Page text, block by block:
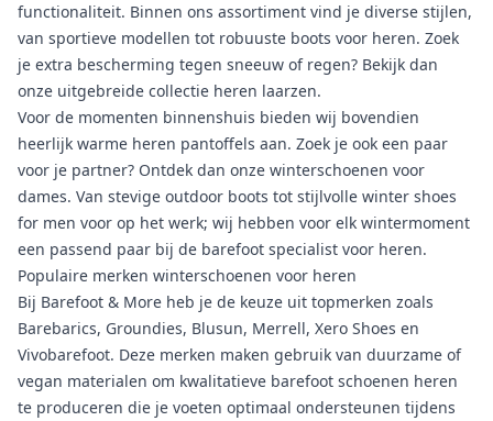
functionaliteit. Binnen ons assortiment vind je diverse stijlen,
van sportieve modellen tot robuuste boots voor heren. Zoek
je extra bescherming tegen sneeuw of regen? Bekijk dan
onze uitgebreide collectie heren laarzen.
Voor de momenten binnenshuis bieden wij bovendien
heerlijk warme heren pantoffels aan. Zoek je ook een paar
voor je partner? Ontdek dan onze winterschoenen voor
dames. Van stevige outdoor boots tot stijlvolle winter shoes
for men voor op het werk; wij hebben voor elk wintermoment
een passend paar bij de barefoot specialist voor heren.
Populaire merken winterschoenen voor heren
Bij Barefoot & More heb je de keuze uit topmerken zoals
Barebarics, Groundies, Blusun, Merrell, Xero Shoes en
Vivobarefoot. Deze merken maken gebruik van duurzame of
vegan materialen om kwalitatieve barefoot schoenen heren
te produceren die je voeten optimaal ondersteunen tijdens